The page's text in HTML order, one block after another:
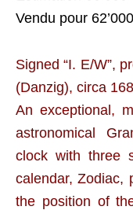
Vendu pour
Signed “I. E/W”,
(Danzig), circa
An exceptional,
astronomical
clock with three
calendar, Zodiac,
the position of